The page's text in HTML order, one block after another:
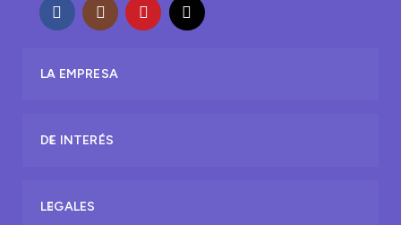
LA EMPRESA
DE INTERÉS
LEGALES